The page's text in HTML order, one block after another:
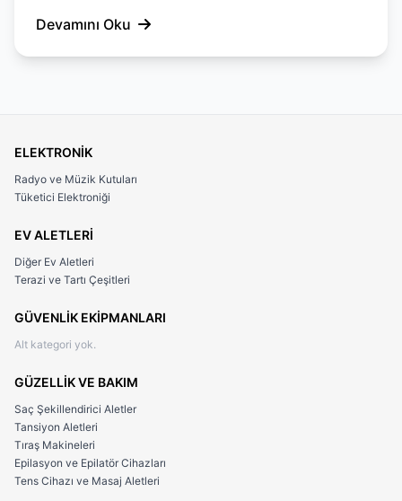
Devamını Oku
ELEKTRONİK
Radyo ve Müzik Kutuları
Tüketici Elektroniği
EV ALETLERİ
Diğer Ev Aletleri
Terazi ve Tartı Çeşitleri
GÜVENLİK EKİPMANLARI
Alt kategori yok.
GÜZELLİK VE BAKIM
Saç Şekillendirici Aletler
Tansiyon Aletleri
Tıraş Makineleri
Epilasyon ve Epilatör Cihazları
Tens Cihazı ve Masaj Aletleri